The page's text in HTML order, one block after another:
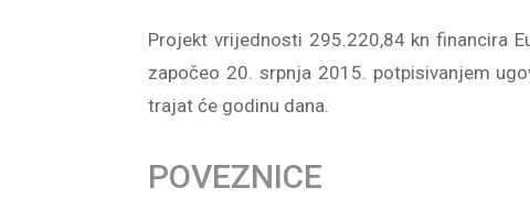
Projekt vrijednosti 295.220,84 kn financira
započeo 20. srpnja 2015. potpisivanjem
trajat će godinu dana.
POVEZNICE